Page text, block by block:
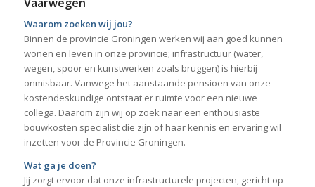
Vaarwegen
Waarom zoeken wij jou?
Binnen de provincie Groningen werken wij aan goed kunnen
wonen en leven in onze provincie; infrastructuur (water,
wegen, spoor en kunstwerken zoals bruggen) is hierbij
onmisbaar. Vanwege het aanstaande pensioen van onze
kostendeskundige ontstaat er ruimte voor een nieuwe
collega. Daarom zijn wij op zoek naar een enthousiaste
bouwkosten specialist die zijn of haar kennis en ervaring wil
inzetten voor de Provincie Groningen.
Wat ga je doen?
Jij zorgt ervoor dat onze infrastructurele projecten, gericht op